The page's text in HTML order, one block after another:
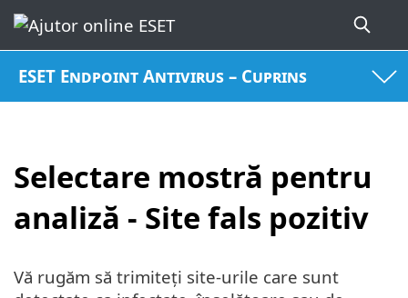
ESET Endpoint Antivirus – Cuprins
Selectare mostră pentru
analiză - Site fals pozitiv
Vă rugăm să trimiteți site-urile care sunt